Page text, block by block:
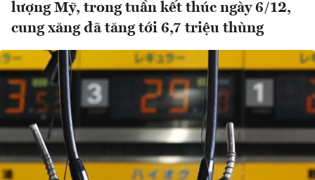
lượng Mỹ, trong tuần kết thúc ngày 6/12,
cung xăng đã tăng tới 6,7 triệu thùng